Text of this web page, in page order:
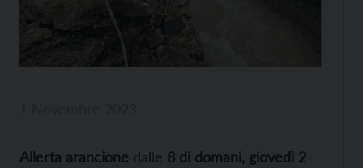
Allerta arancione dalle 8 di domani, giovedì 2